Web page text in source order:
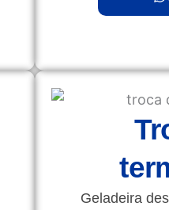
Geladeira